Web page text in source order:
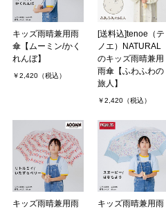
キッズ雨晴兼用雨
傘【ムーミン/かく
れんぼ】
￥2,420（税込）
[送料込]tenoe（テ
ノエ）NATURAL
のキッズ雨晴兼用
雨傘【ふわふわの
旅人】
￥2,420（税込）
キッズ雨晴兼用雨
キッズ雨晴兼用雨